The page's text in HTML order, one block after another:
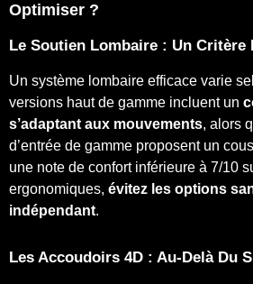
Optimiser ?
Le Soutien Lombaire : Un Critère
Un système lombaire efficace varie
versions haut de gamme incluent un
s’adaptant aux mouvements, alors
d’entrée de gamme proposent un
une note de confort inférieure à 7/10
ergonomiques, évitez les options
indépendant.
Les Accoudoirs 4D : Au-Delà Du